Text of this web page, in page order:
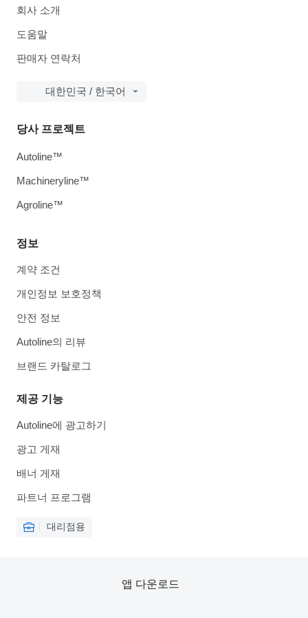
회사 소개
도움말
판매자 연락처
대한민국 / 한국어
정보
계약 조건
개인정보 보호정책
안전 정보
Autoline의 리뷰
브랜드 카탈로그
제공 기능
Autoline에 광고하기
광고 게재
배너 게재
파트너 프로그램
대리점용
당사 프로젝트
Autoline™
Machineryline™
Agroline™
앱 다운로드